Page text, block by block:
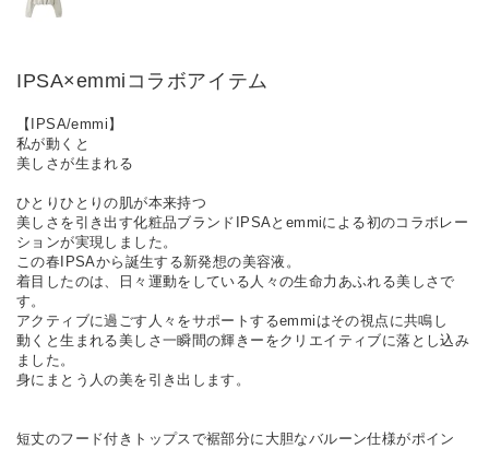
IPSA×emmiコラボアイテム
【IPSA/emmi】
私が動くと
美しさが生まれる
ひとりひとりの肌が本来持つ
美しさを引き出す化粧品ブランドIPSAとemmiによる初のコラボレー
ションが実現しました。
この春IPSAから誕生する新発想の美容液。
着目したのは、日々運動をしている人々の生命力あふれる美しさで
す。
アクティブに過ごす人々をサポートするemmiはその視点に共鳴し
動くと生まれる美しさ一瞬間の輝きーをクリエイティブに落とし込み
ました。
身にまとう人の美を引き出します。
短丈のフード付きトップスで裾部分に大胆なバルーン仕様がポイン